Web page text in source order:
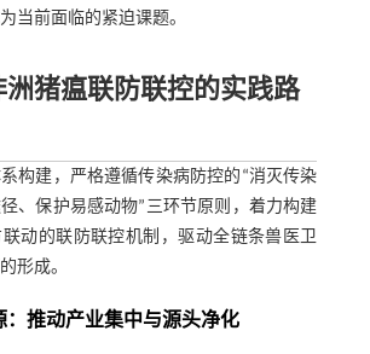
当前面临的紧迫课题。
洲猪瘟联防联控的实践路
构建，严格遵循传染病防控的“消灭传染
、保护易感动物”三环节原则，着力构建
动的联防联控机制，驱动全链条兽医卫
形成。
：推动产业集中与源头净化